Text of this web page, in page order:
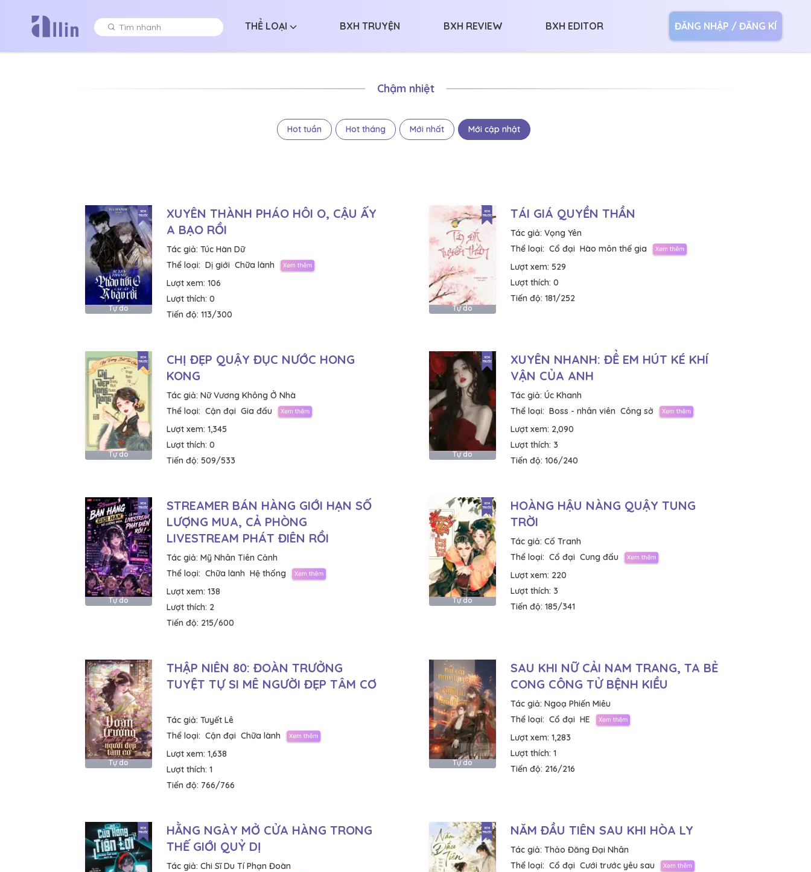
THỂ LOẠI BXH TRUYỆN BXH REVIEW BXH EDITOR ĐĂNG NHẬP / ĐĂNG KÍ
Chậm nhiệt
Hot tuần Hot tháng Mới nhất Mới cập nhật
Tự do
XUYÊN THÀNH PHÁO HÔI O, CẬU ẤY
A BẠO RỒI
Tác giả: Túc Hàn Dữ
Thể loại: Dị giới Chữa lành
Lượt xem: 106
Lượt thích: 0
Tiến độ: 113/300
Tự do
TÁI GIÁ QUYỀN THẦN
Tác giả: Vọng Yên
Thể loại: Cổ đại Hào môn thế gia
Lượt xem: 529
Lượt thích: 0
Tiến độ: 181/252
Tự do
CHỊ ĐẸP QUẬY ĐỤC NƯỚC HONG
KONG
Tác giả: Nữ Vương Không Ở Nhà
Thể loại: Cận đại Gia đấu
Lượt xem: 1,345
Lượt thích: 0
Tiến độ: 509/533
Tự do
XUYÊN NHANH: ĐỂ EM HÚT KÉ KHÍ
VẬN CỦA ANH
Tác giả: Úc Khanh
Thể loại: Boss - nhân viên Công sở
Lượt xem: 2,090
Lượt thích: 3
Tiến độ: 106/240
Tự do
STREAMER BÁN HÀNG GIỚI HẠN SỐ
LƯỢNG MUA, CẢ PHÒNG
LIVESTREAM PHÁT ĐIÊN RỒI
Tác giả: Mỹ Nhân Tiên Cảnh
Thể loại: Chữa lành Hệ thống
Lượt xem: 138
Lượt thích: 2
Tiến độ: 215/600
Tự do
HOÀNG HẬU NÀNG QUẬY TUNG
TRỜI
Tác giả: Cố Tranh
Thể loại: Cổ đại Cung đấu
Lượt xem: 220
Lượt thích: 3
Tiến độ: 185/341
Tự do
THẬP NIÊN 80: ĐOÀN TRƯỞNG
TUYỆT TỰ SI MÊ NGƯỜI ĐẸP TÂM CƠ
Tác giả: Tuyết Lê
Thể loại: Cận đại Chữa lành
Lượt xem: 1,638
Lượt thích: 1
Tiến độ: 766/766
Tự do
SAU KHI NỮ CẢI NAM TRANG, TA BẺ
CONG CÔNG TỬ BỆNH KIỀU
Tác giả: Ngoạ Phiến Miêu
Thể loại: Cổ đại HE
Lượt xem: 1,283
Lượt thích: 1
Tiến độ: 216/216
HẰNG NGÀY MỞ CỬA HÀNG TRONG
THẾ GIỚI QUỶ DỊ
Tác giả: Chi Sĩ Du Tí Phạn Đoàn
NĂM ĐẦU TIÊN SAU KHI HÒA LY
Tác giả: Thảo Đăng Đại Nhân
Thể loại: Cổ đại Cưới trước yêu sau